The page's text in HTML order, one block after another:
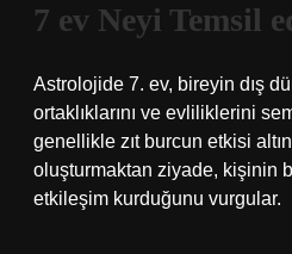
7 ev Neyi Temsil
Astrolojide 7. ev, bireyin dış
ortaklıklarını ve evliliklerini
genellikle zıt burcun etkisi
oluşturmaktan ziyade, kişinin
etkileşim kurduğunu vurgular.